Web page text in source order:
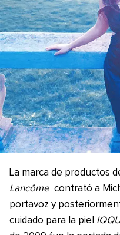
La marca de productos
Lancôme contrató a
portavoz y
cuidado para la piel